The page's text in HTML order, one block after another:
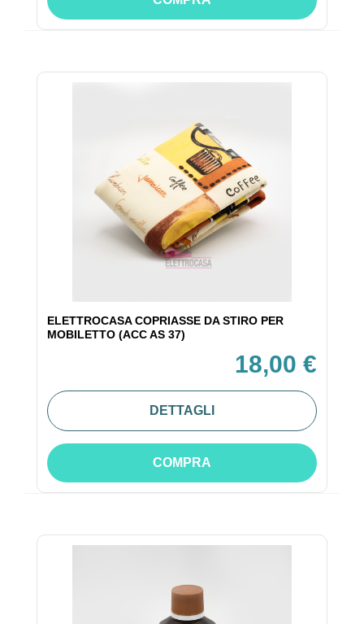
ELETTROCASA COPRIASSE DA STIRO PER
MOBILETTO (ACC AS 37)
18,00 €
DETTAGLI
COMPRA